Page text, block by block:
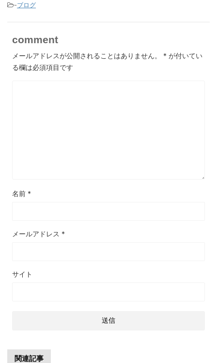
-ブログ
comment
メールアドレスが公開されることはありません。 * が付いてい
る欄は必須項目です
名前 *
メールアドレス *
サイト
関連記事